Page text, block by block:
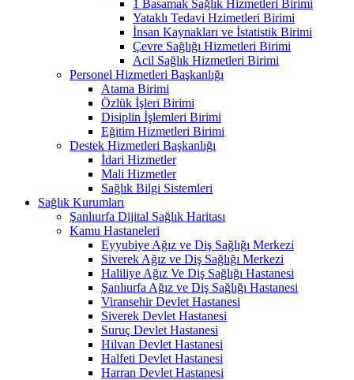
1 Basamak Sağlık Hizmetleri Birimi
Yataklı Tedavi Hzimetleri Birimi
İnsan Kaynakları ve İstatistik Birimi
Çevre Sağlığı Hizmetleri Birimi
Acil Sağlık Hizmetleri Birimi
Personel Hizmetleri Başkanlığı
Atama Birimi
Özlük İşleri Birimi
Disiplin İşlemleri Birimi
Eğitim Hizmetleri Birimi
Destek Hizmetleri Başkanlığı
İdari Hizmetler
Mali Hizmetler
Sağlık Bilgi Sistemleri
Sağlık Kurumları
Şanlıurfa Dijital Sağlık Haritası
Kamu Hastaneleri
Eyyubiye Ağız ve Diş Sağlığı Merkezi
Siverek Ağız ve Diş Sağlığı Merkezi
Haliliye Ağız Ve Diş Sağlığı Hastanesi
Şanlıurfa Ağız ve Diş Sağlığı Hastanesi
Viransehir Devlet Hastanesi
Siverek Devlet Hastanesi
Suruç Devlet Hastanesi
Hilvan Devlet Hastanesi
Halfeti Devlet Hastanesi
Harran Devlet Hastanesi